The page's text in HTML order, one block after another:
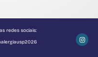
redes sociais: